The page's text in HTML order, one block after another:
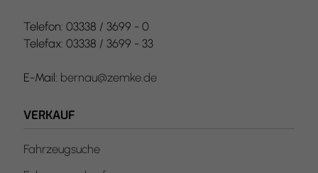
Telefon: 03338 / 3699 - 0
Telefax: 03338 / 3699 - 33
E-Mail: bernau@zemke.de
VERKAUF
Fahrzeugsuche